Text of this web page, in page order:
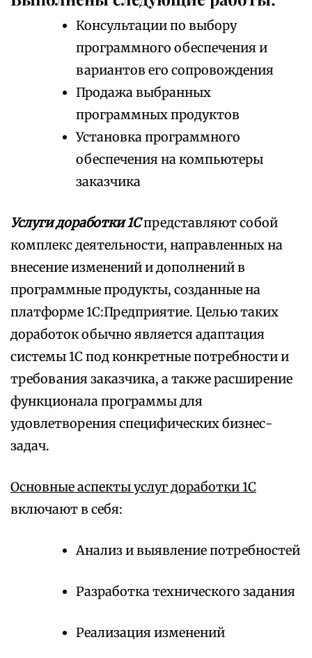
Консультации по выбору
программного обеспечения и
вариантов его сопровождения
Продажа выбранных
программных продуктов
Установка программного
обеспечения на компьютеры
заказчика
Услуги доработки 1Спредставляют собой
комплекс деятельности, направленных на
внесение изменений и дополнений в
программные продукты, созданные на
платформе 1С:Предприятие. Целью таких
доработок обычно является адаптация
системы 1С под конкретные потребности и
требования заказчика, а также расширение
функционала программы для
удовлетворения специфических бизнес-
задач.
Основные аспекты услуг доработки 1С
включают в себя:
Анализ и выявление потребностей
Разработка технического задания
Реализация изменений